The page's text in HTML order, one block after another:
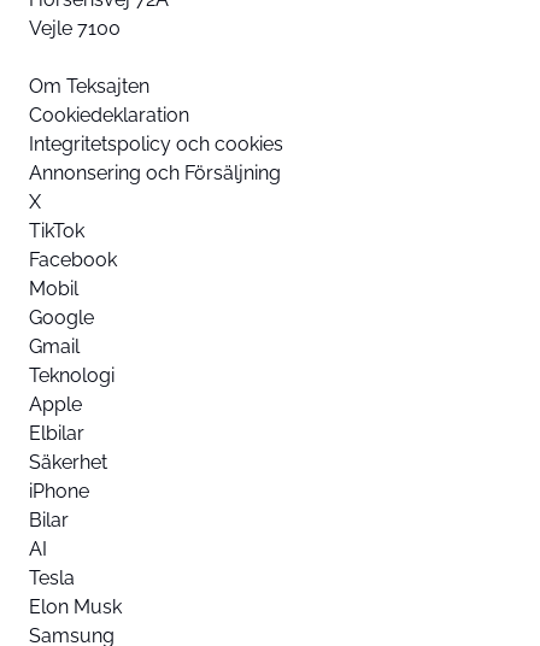
Vejle 7100
Om Teksajten
Cookiedeklaration
Integritetspolicy och cookies
Annonsering och Försäljning
X
TikTok
Facebook
Mobil
Google
Gmail
Teknologi
Apple
Elbilar
Säkerhet
iPhone
Bilar
AI
Tesla
Elon Musk
Samsung